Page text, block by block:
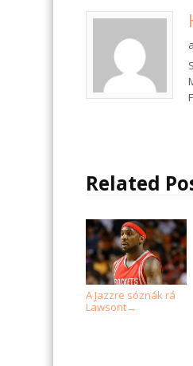
Related
A Jazzre sóznák rá
Lawsont→